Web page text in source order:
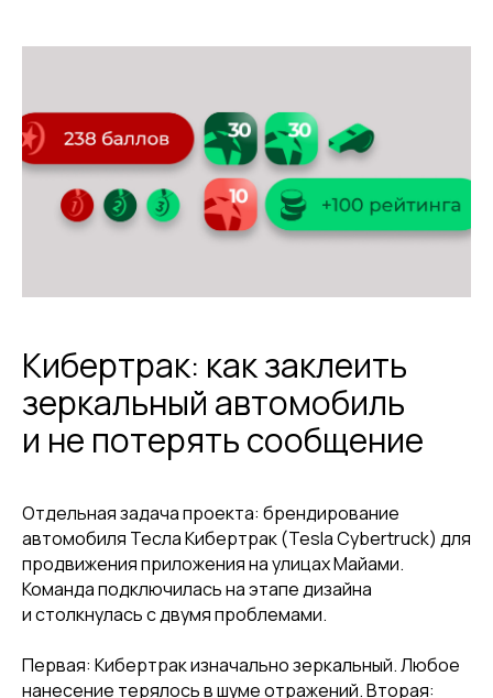
Кибертрак: как заклеить
зеркальный автомобиль
и не потерять сообщение
Отдельная задача проекта: брендирование
автомобиля Тесла Кибертрак (Tesla Cybertruck) для
продвижения приложения на улицах Майами.
Команда подключилась на этапе дизайна
и столкнулась с двумя проблемами.
Первая: Кибертрак изначально зеркальный. Любое
нанесение терялось в шуме отражений. Вторая: